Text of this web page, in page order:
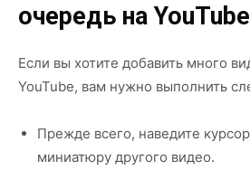
очередь на YouTube
Если вы хотите добавить много
YouTube, вам нужно выполнить
Прежде всего, наведите
миниатюру другого видео.